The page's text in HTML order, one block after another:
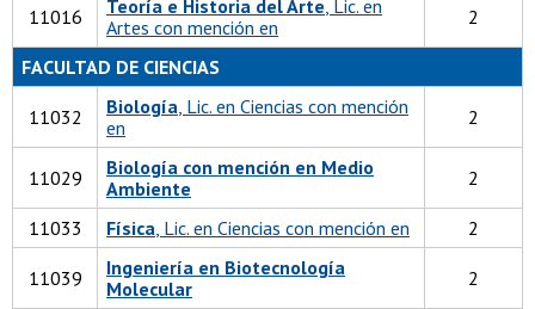
11016 Teoría e Historia del Arte , Lic. en
Artes con mención en
2
FACULTAD DE CIENCIAS
11032 Biología , Lic. en Ciencias con mención
en
2
11029
Biología con mención en Medio
Ambiente
2
11033 Física , Lic. en Ciencias con mención en 2
11039
Ingeniería en Biotecnología
Molecular
2